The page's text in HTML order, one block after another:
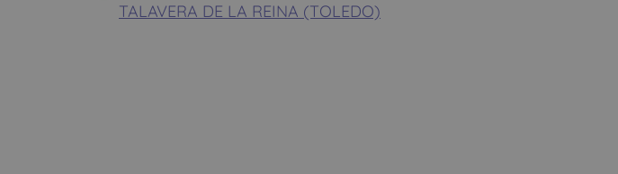
TALAVERA DE LA REINA (TOLEDO)